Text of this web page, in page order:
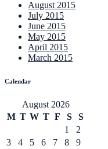
August 2015
July 2015
June 2015
May 2015
April 2015
March 2015
Calendar
August 2026
M T W T F S
S
1
2
3
4 5 6 7 8
9